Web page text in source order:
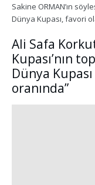
Sakine ORMAN’ın
Dünya Kupası, favori
Ali Safa
Kupası’nın
Dünya
oranında”